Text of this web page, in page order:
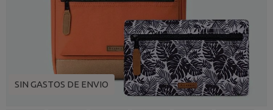
SIN GASTOS DE ENVIO